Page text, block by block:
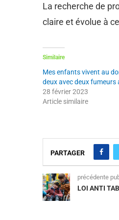
La recherche de
claire et évolue à
Similaire
Mes enfants vivent au
deux avec deux fumeurs
28 février 2023
Article similaire
PARTAGER
précédente
LOI ANTI